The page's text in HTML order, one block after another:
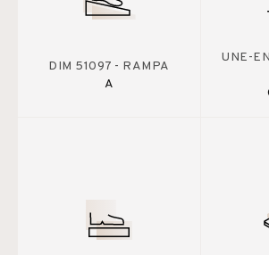
DIM 51097 - RAMPA
A
UNE-